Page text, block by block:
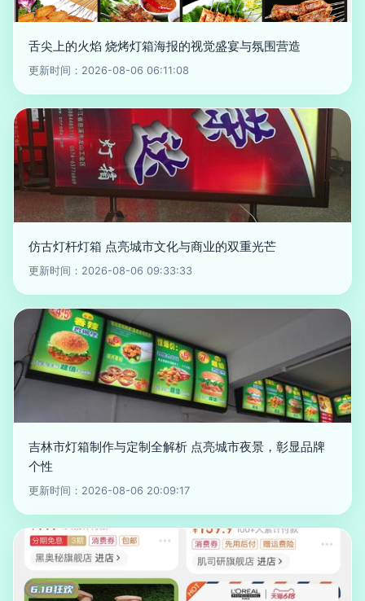
舌尖上的火焰 烧烤灯箱海报的视觉盛宴与氛围营造
更新时间：2026-08-06 06:11:08
仿古灯杆灯箱 点亮城市文化与商业的双重光芒
更新时间：2026-08-06 09:33:33
吉林市灯箱制作与定制全解析 点亮城市夜景，彰显品牌
个性
更新时间：2026-08-06 20:09:17